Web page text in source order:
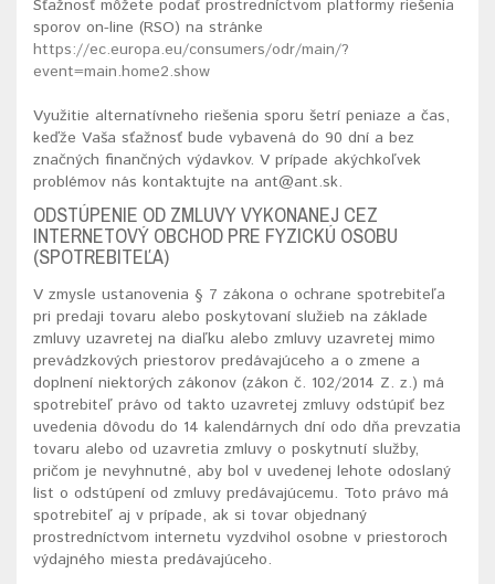
Sťažnosť môžete podať prostredníctvom platformy riešenia
sporov on-line (RSO) na stránke
https://ec.europa.eu/consumers/odr/main/?
event=main.home2.show
Využitie alternatívneho riešenia sporu šetrí peniaze a čas,
keďže Vaša sťažnosť bude vybavená do 90 dní a bez
značných finančných výdavkov. V prípade akýchkoľvek
problémov nás kontaktujte na ant@ant.sk.
ODSTÚPENIE OD ZMLUVY VYKONANEJ CEZ
INTERNETOVÝ OBCHOD PRE FYZICKÚ OSOBU
(SPOTREBITEĽA)
V zmysle ustanovenia § 7 zákona o ochrane spotrebiteľa
pri predaji tovaru alebo poskytovaní služieb na základe
zmluvy uzavretej na diaľku alebo zmluvy uzavretej mimo
prevádzkových priestorov predávajúceho a o zmene a
doplnení niektorých zákonov (zákon č. 102/2014 Z. z.) má
spotrebiteľ právo od takto uzavretej zmluvy odstúpiť bez
uvedenia dôvodu do 14 kalendárnych dní odo dňa prevzatia
tovaru alebo od uzavretia zmluvy o poskytnutí služby,
pričom je nevyhnutné, aby bol v uvedenej lehote odoslaný
list o odstúpení od zmluvy predávajúcemu. Toto právo má
spotrebiteľ aj v prípade, ak si tovar objednaný
prostredníctvom internetu vyzdvihol osobne v priestoroch
výdajného miesta predávajúceho.